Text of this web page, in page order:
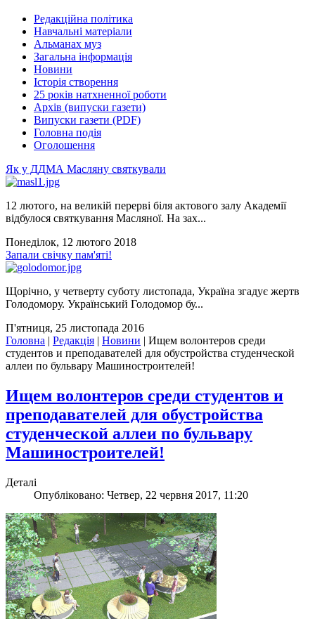
Редакційна політика
Навчальні матеріали
Альманах муз
Загальна інформація
Новини
Історія створення
25 років натхненної роботи
Архів (випуски газети)
Випуски газети (PDF)
Головна подія
Оголошення
Як у ДДМА Масляну святкували
12 лютого, на великій перерві біля актового залу Академії
відбулося святкування Масляної. На зах...
Понеділок, 12 лютого 2018
Запали свічку пам'яті!
Щорічно, у четверту суботу листопада, Україна згадує жертв
Голодомору. Український Голодомор бу...
П'ятниця, 25 листопада 2016
Головна | Редакція | Новини | Ищем волонтеров среди
студентов и преподавателей для обустройства студенческой
аллеи по бульвару Машиностроителей!
Ищем волонтеров среди студентов и
преподавателей для обустройства
студенческой аллеи по бульвару
Машиностроителей!
Деталі
Опубліковано: Четвер, 22 червня 2017, 11:20